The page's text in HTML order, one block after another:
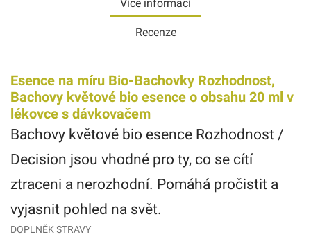
Více informací
Recenze
Esence na míru Bio-Bachovky Rozhodnost,
Bachovy květové bio esence o obsahu 20 ml v
lékovce s dávkovačem
Bachovy květové bio esence Rozhodnost /
Decision jsou vhodné pro ty, co se cítí
ztraceni a nerozhodní. Pomáhá pročistit a
vyjasnit pohled na svět.
DOPLNĚK STRAVY